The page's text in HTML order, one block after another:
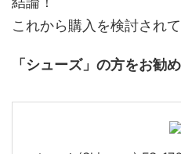
これから購入を検討されて
「シューズ」の方をお勧